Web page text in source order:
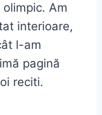
Am
interioare,
l-am
pagină
reciti.